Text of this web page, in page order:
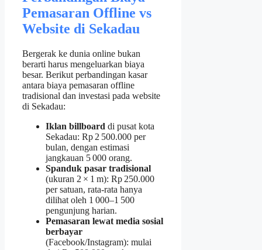
Pemasaran Offline vs
Website di Sekadau
Bergerak ke dunia online bukan
berarti harus mengeluarkan biaya
besar. Berikut perbandingan kasar
antara biaya pemasaran offline
tradisional dan investasi pada website
di Sekadau:
Iklan billboard di pusat kota
Sekadau: Rp 2 500.000 per
bulan, dengan estimasi
jangkauan 5 000 orang.
Spanduk pasar tradisional
(ukuran 2 × 1 m): Rp 250.000
per satuan, rata‑rata hanya
dilihat oleh 1 000–1 500
pengunjung harian.
Pemasaran lewat media sosial
berbayar
(Facebook/Instagram): mulai